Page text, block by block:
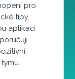
pro
tipy.
aplikaci